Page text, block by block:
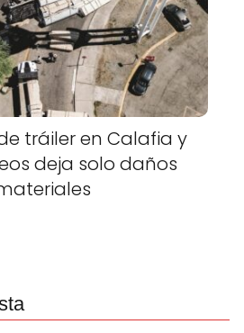
tráiler en Calafia y
deja solo daños